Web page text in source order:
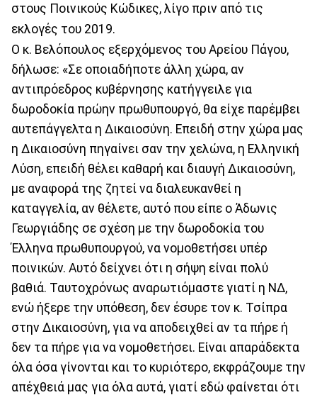
στους Ποινικούς Κώδικες, λίγο πριν από τις
εκλογές του 2019.
Ο κ. Βελόπουλος εξερχόμενος του Αρείου Πάγου,
δήλωσε: «Σε οποιαδήποτε άλλη χώρα, αν
αντιπρόεδρος κυβέρνησης κατήγγειλε για
δωροδοκία πρώην πρωθυπουργό, θα είχε παρέμβει
αυτεπάγγελτα η Δικαιοσύνη. Επειδή στην χώρα μας
η Δικαιοσύνη πηγαίνει σαν την χελώνα, η Ελληνική
Λύση, επειδή θέλει καθαρή και διαυγή Δικαιοσύνη,
με αναφορά της ζητεί να διαλευκανθεί η
καταγγελία, αν θέλετε, αυτό που είπε ο Άδωνις
Γεωργιάδης σε σχέση με την δωροδοκία του
Έλληνα πρωθυπουργού, να νομοθετήσει υπέρ
ποινικών. Αυτό δείχνει ότι η σήψη είναι πολύ
βαθιά. Ταυτοχρόνως αναρωτιόμαστε γιατί η ΝΔ,
ενώ ήξερε την υπόθεση, δεν έσυρε τον κ. Τσίπρα
στην Δικαιοσύνη, για να αποδειχθεί αν τα πήρε ή
δεν τα πήρε για να νομοθετήσει. Είναι απαράδεκτα
όλα όσα γίνονται και το κυριότερο, εκφράζουμε την
απέχθειά μας για όλα αυτά, γιατί εδώ φαίνεται ότι